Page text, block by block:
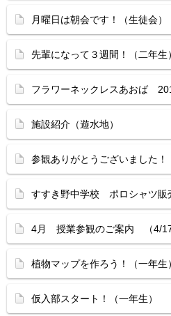
月曜日は朝会です！（生徒会）
先輩になって３週間！（二年生）
フラワーネックレスあおば
施設紹介（遊水地）
参観ありがとうございました！
すすき野中学校 ポロシャツ販
4月 授業参観のご案内 （4/17
植物マップを作ろう！（一年生）
仮入部スタート！（一年生）